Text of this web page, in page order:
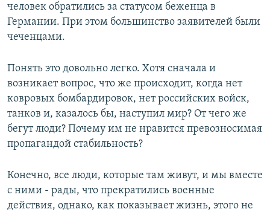
человек обратились за статусом беженца в
Германии. При этом большинство заявителей были
чеченцами.
Понять это довольно легко. Хотя сначала и
возникает вопрос, что же происходит, когда нет
ковровых бомбардировок, нет российских войск,
танков и, казалось бы, наступил мир? От чего же
бегут люди? Почему им не нравится превозносимая
пропагандой стабильность?
Конечно, все люди, которые там живут, и мы вместе
с ними - рады, что прекратились военные
действия, однако, как показывает жизнь, этого не